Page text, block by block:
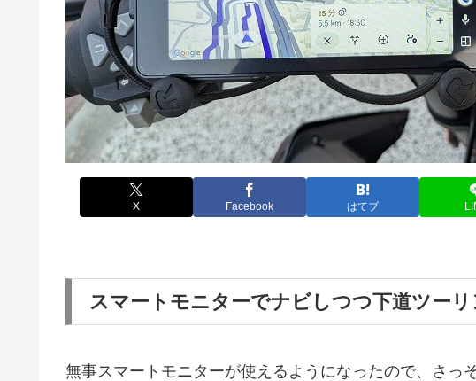
X Facebook はてブ
スマートモニターでナビしつつ下道ツー
無事スマートモニターが使えるようになったので、さっ